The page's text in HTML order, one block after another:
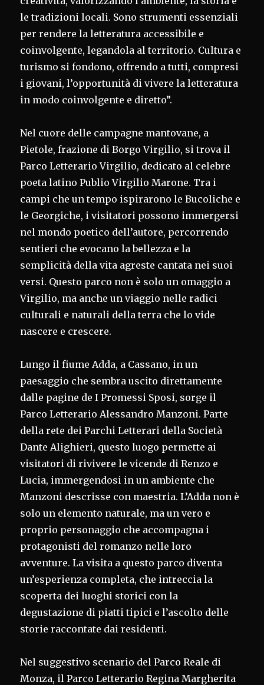
le tradizioni locali. Sono strumenti essenziali
per rendere la letteratura accessibile e
coinvolgente, legandola al territorio. Cultura e
turismo si fondono, offrendo a tutti, compresi
i giovani, l’opportunità di vivere la letteratura
in modo coinvolgente e diretto”.
Nel cuore delle campagne mantovane, a
Pietole, frazione di Borgo Virgilio, si trova il
Parco Letterario Virgilio, dedicato al celebre
poeta latino Publio Virgilio Marone. Tra i
campi che un tempo ispirarono le Bucoliche e
le Georgiche, i visitatori possono immergersi
nel mondo poetico dell’autore, percorrendo
sentieri che evocano la bellezza e la
semplicità della vita agreste cantata nei suoi
versi. Questo parco non è solo un omaggio a
Virgilio, ma anche un viaggio nelle radici
culturali e naturali della terra che lo vide
nascere e crescere.
Lungo il fiume Adda, a Cassano, in un
paesaggio che sembra uscito direttamente
dalle pagine de I Promessi Sposi, sorge il
Parco Letterario Alessandro Manzoni. Parte
della rete dei Parchi Letterari della Società
Dante Alighieri, questo luogo permette ai
visitatori di rivivere le vicende di Renzo e
Lucia, immergendosi in un ambiente che
Manzoni descrisse con maestria. L’Adda non è
solo un elemento naturale, ma un vero e
proprio personaggio che accompagna i
protagonisti del romanzo nelle loro
avventure. La visita a questo parco diventa
un’esperienza completa, che intreccia la
scoperta dei luoghi storici con la
degustazione di piatti tipici e l’ascolto delle
storie raccontate dai residenti.
Nel suggestivo scenario del Parco Reale di
Monza, il Parco Letterario Regina Margherita